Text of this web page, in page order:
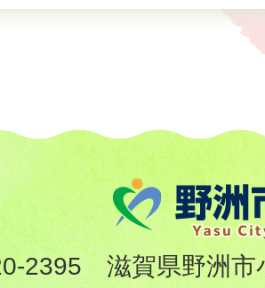
2395 滋賀県野洲市